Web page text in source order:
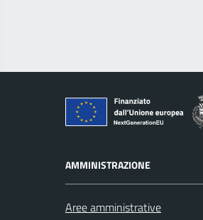
AMMINISTRAZIONE
Aree amministrative